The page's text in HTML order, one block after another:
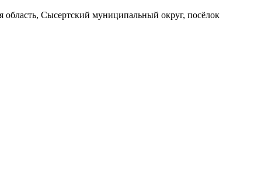
область, Сысертский муниципальный округ, посёлок